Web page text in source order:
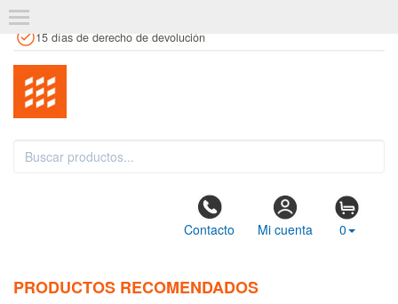
15 días de derecho de devolución
Contacto Mi cuenta 0
PRODUCTOS RECOMENDADOS